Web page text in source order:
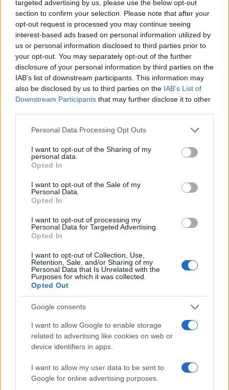
targeted advertising by us, please use the below opt-out
section to confirm your selection. Please note that after your
opt-out request is processed you may continue seeing
interest-based ads based on personal information utilized by
us or personal information disclosed to third parties prior to
your opt-out. You may separately opt-out of the further
disclosure of your personal information by third parties on the
IAB’s list of downstream participants. This information may
also be disclosed by us to third parties on the IAB’s List of
Downstream Participants that may further disclose it to other
Please note that this website/app uses one or more Google
not limited to your visit or usage behaviour. You may click to
grant or deny consent to Google and its third-party tags to
use your data for below specified purposes in below Google
consent section.
Personal Data Processing Opt Outs
I want to opt-out of the Sharing of my
personal data.
Opted In
I want to opt-out of the Sale of my
Personal Data.
Opted In
I want to opt-out of processing my
Personal Data for Targeted Advertising.
Opted In
I want to opt-out of Collection, Use,
Retention, Sale, and/or Sharing of my
Personal Data that Is Unrelated with the
Purposes for which it was collected.
Opted Out
Google consents
I want to allow Google to enable storage
related to advertising like cookies on web or
device identifiers in apps.
I want to allow my user data to be sent to
Google for online advertising purposes.
del mercato. L’efficacia di queste misure dipenderà
dalla capacità di tutti gli attori coinvolti di adattarsi
a un contesto in continua evoluzione.
Glossario
Buoni pasto:Titoli di pagamento utilizzati per
l’acquisto di pasti.
Commissioni:Costi applicati dalle società
emettitrici per ogni buono pasto accettato.
disciplinano un determinato settore.
AUTORE
AiAdhubMedia